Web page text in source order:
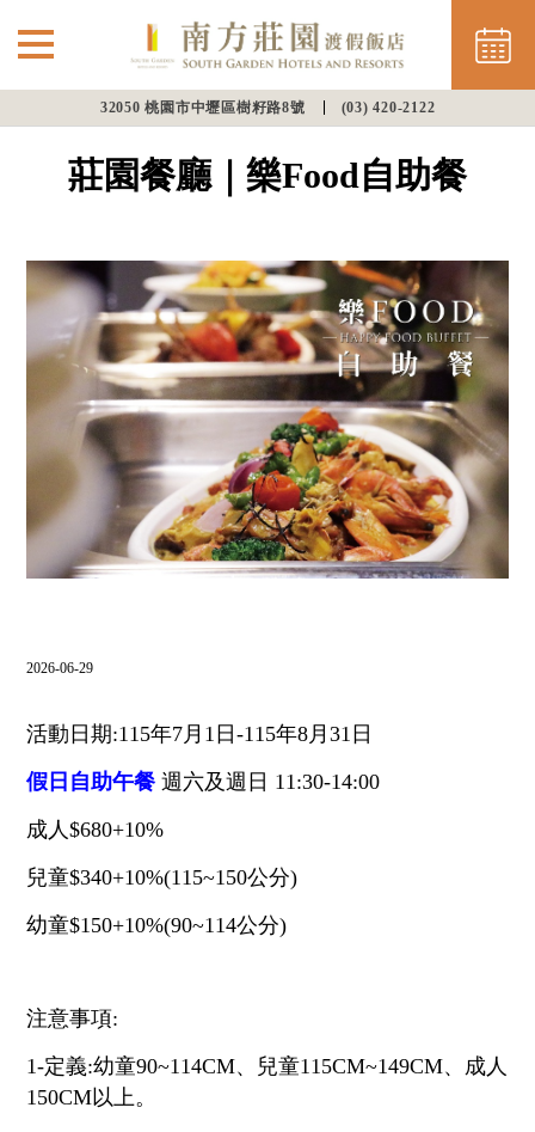
32050 桃園市中壢區樹籽路8號 (03) 420-2122
最新消息 ⌵
餐飲美饌
會議渡假
幸福婚宴
飯店設施
LANGUAGE
抬頭：樹籽股份有限公司桃園分公司
莊園餐廳｜樂Food自助餐
2026-06-29
活動日期:115年7月1日-115年8月31日
假日自助午餐 週六及週日 11:30-14:00
成人$680+10%
兒童$340+10%(115~150公分)
幼童$150+10%(90~114公分)
注意事項:
1-定義:幼童90~114CM、兒童115CM~149CM、成人
150CM以上。